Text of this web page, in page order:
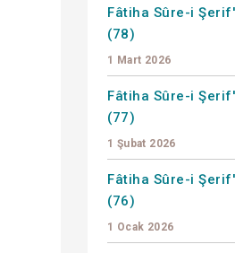
Fâtiha Sûre-i
(78)
1 Mart 2026
Fâtiha Sûre-i
(77)
1 Şubat 2026
Fâtiha Sûre-i
(76)
1 Ocak 2026